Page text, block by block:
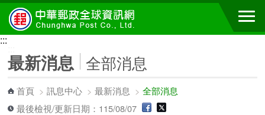
跳到主要內容區塊
:::
最新消息 全部消息
首頁 >訊息中心 >最新消息 >全部消息
最後檢視/更新日期：115/08/07